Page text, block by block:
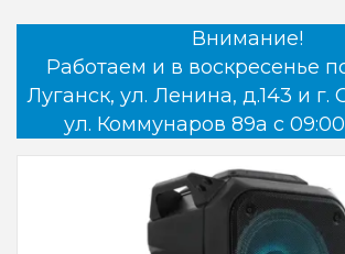
Внимание!
Работаем и в воскресенье
Луганск, ул. Ленина, д.143 и г.
ул. Коммунаров 89а с